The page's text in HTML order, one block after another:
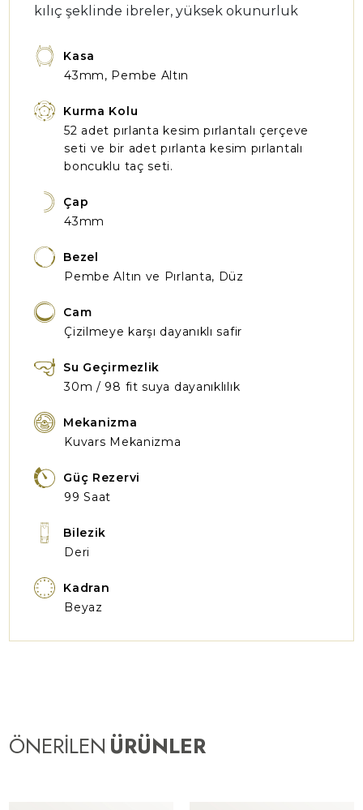
kılıç şeklinde ibreler, yüksek okunurluk
Kasa
43mm, Pembe Altın
Kurma Kolu
52 adet pırlanta kesim pırlantalı çerçeve
seti ve bir adet pırlanta kesim pırlantalı
boncuklu taç seti.
Çap
43mm
Bezel
Pembe Altın ve Pırlanta, Düz
Cam
Çizilmeye karşı dayanıklı safir
Su Geçirmezlik
30m / 98 fit suya dayanıklılık
Mekanizma
Kuvars Mekanizma
Güç Rezervi
99 Saat
Bilezik
Deri
Kadran
Beyaz
ÖNERİLEN ÜRÜNLER